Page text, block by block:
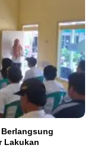
Lakukan